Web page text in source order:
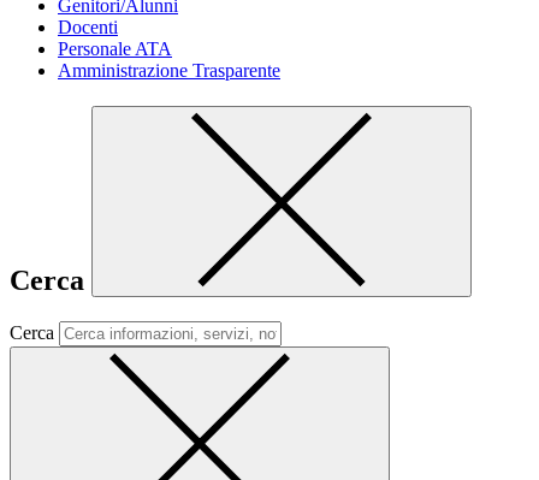
Genitori/Alunni
Docenti
Personale ATA
Amministrazione Trasparente
Cerca
Cerca